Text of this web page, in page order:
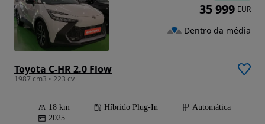
Toyota C-HR 2.0 Flow
1987 cm3 • 223 cv
18 km Híbrido Plug-In
Automática
2025
35 999 EUR
Dentro da média